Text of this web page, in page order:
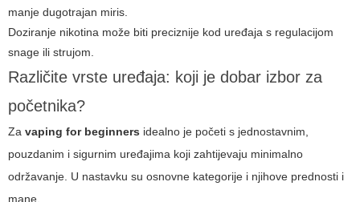
manje dugotrajan miris.
Doziranje nikotina može biti preciznije kod uređaja s regulacijom
snage ili strujom.
Različite vrste uređaja: koji je dobar izbor za
početnika?
Za vaping for beginners idealno je početi s jednostavnim,
pouzdanim i sigurnim uređajima koji zahtijevaju minimalno
održavanje. U nastavku su osnovne kategorije i njihove prednosti i
mane.